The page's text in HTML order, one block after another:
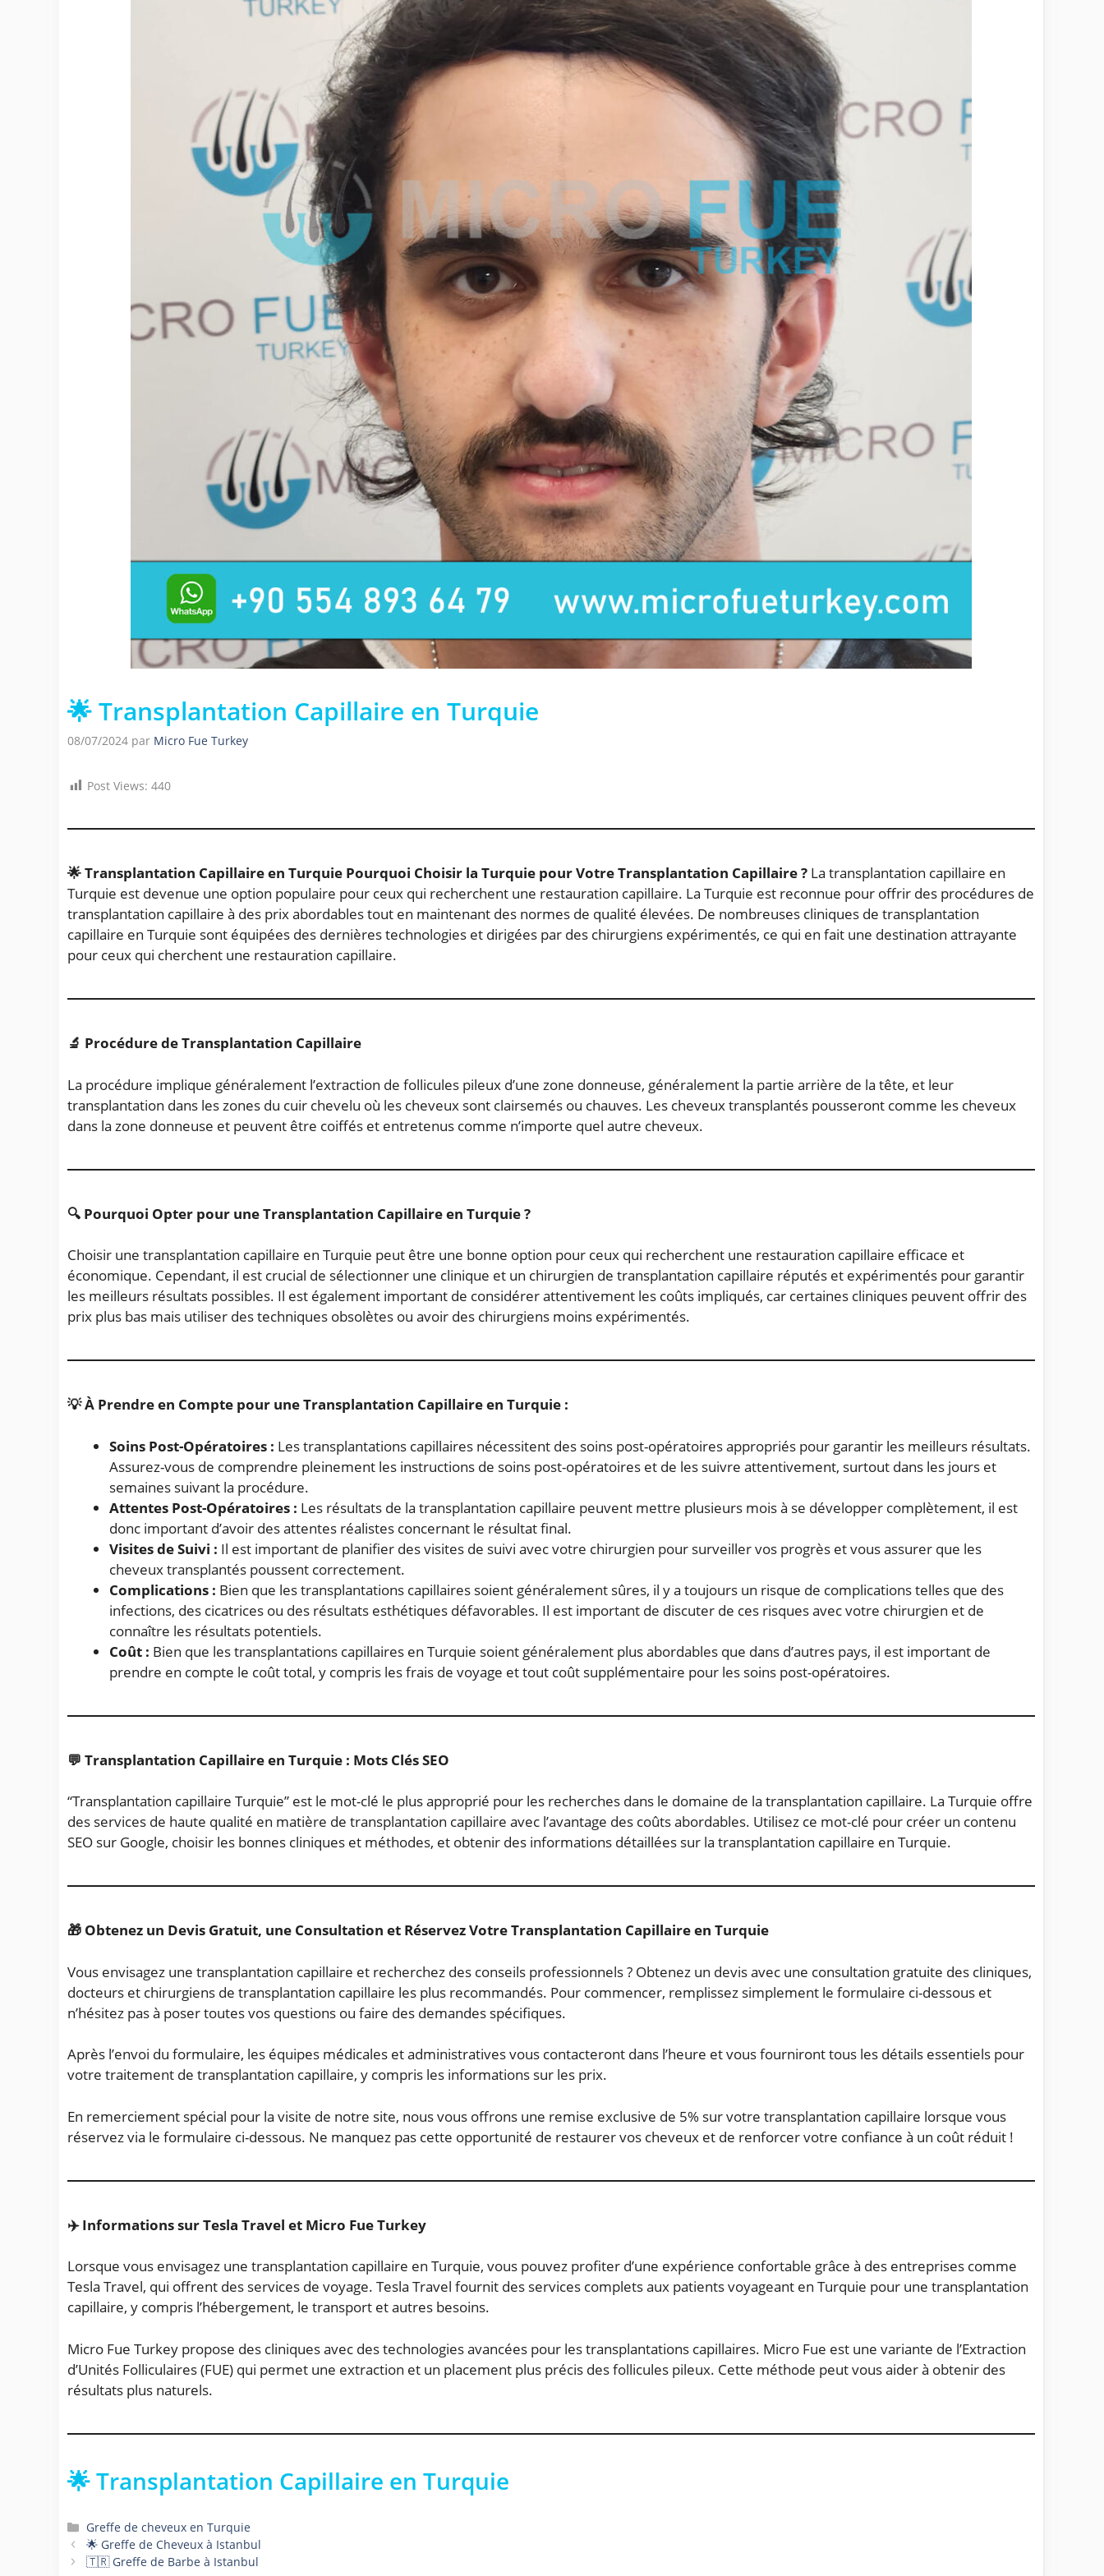
🌟 Transplantation Capillaire en Turquie
08/07/2024 par Micro Fue Turkey
Post Views: 440
🌟 Transplantation Capillaire en Turquie Pourquoi Choisir la Turquie pour Votre Transplantation Capillaire ? La transplantation capillaire en
Turquie est devenue une option populaire pour ceux qui recherchent une restauration capillaire. La Turquie est reconnue pour offrir des procédures de
transplantation capillaire à des prix abordables tout en maintenant des normes de qualité élevées. De nombreuses cliniques de transplantation
capillaire en Turquie sont équipées des dernières technologies et dirigées par des chirurgiens expérimentés, ce qui en fait une destination attrayante
pour ceux qui cherchent une restauration capillaire.
🔬 Procédure de Transplantation Capillaire
La procédure implique généralement l’extraction de follicules pileux d’une zone donneuse, généralement la partie arrière de la tête, et leur
transplantation dans les zones du cuir chevelu où les cheveux sont clairsemés ou chauves. Les cheveux transplantés pousseront comme les cheveux
dans la zone donneuse et peuvent être coiffés et entretenus comme n’importe quel autre cheveux.
🔍 Pourquoi Opter pour une Transplantation Capillaire en Turquie ?
Choisir une transplantation capillaire en Turquie peut être une bonne option pour ceux qui recherchent une restauration capillaire efficace et
économique. Cependant, il est crucial de sélectionner une clinique et un chirurgien de transplantation capillaire réputés et expérimentés pour garantir
les meilleurs résultats possibles. Il est également important de considérer attentivement les coûts impliqués, car certaines cliniques peuvent offrir des
prix plus bas mais utiliser des techniques obsolètes ou avoir des chirurgiens moins expérimentés.
💡 À Prendre en Compte pour une Transplantation Capillaire en Turquie :
Soins Post-Opératoires : Les transplantations capillaires nécessitent des soins post-opératoires appropriés pour garantir les meilleurs résultats.
Assurez-vous de comprendre pleinement les instructions de soins post-opératoires et de les suivre attentivement, surtout dans les jours et
semaines suivant la procédure.
Attentes Post-Opératoires : Les résultats de la transplantation capillaire peuvent mettre plusieurs mois à se développer complètement, il est
donc important d’avoir des attentes réalistes concernant le résultat final.
Visites de Suivi : Il est important de planifier des visites de suivi avec votre chirurgien pour surveiller vos progrès et vous assurer que les
cheveux transplantés poussent correctement.
Complications : Bien que les transplantations capillaires soient généralement sûres, il y a toujours un risque de complications telles que des
infections, des cicatrices ou des résultats esthétiques défavorables. Il est important de discuter de ces risques avec votre chirurgien et de
connaître les résultats potentiels.
Coût : Bien que les transplantations capillaires en Turquie soient généralement plus abordables que dans d’autres pays, il est important de
prendre en compte le coût total, y compris les frais de voyage et tout coût supplémentaire pour les soins post-opératoires.
💬 Transplantation Capillaire en Turquie : Mots Clés SEO
“Transplantation capillaire Turquie” est le mot-clé le plus approprié pour les recherches dans le domaine de la transplantation capillaire. La Turquie offre
des services de haute qualité en matière de transplantation capillaire avec l’avantage des coûts abordables. Utilisez ce mot-clé pour créer un contenu
SEO sur Google, choisir les bonnes cliniques et méthodes, et obtenir des informations détaillées sur la transplantation capillaire en Turquie.
🎁 Obtenez un Devis Gratuit, une Consultation et Réservez Votre Transplantation Capillaire en Turquie
Vous envisagez une transplantation capillaire et recherchez des conseils professionnels ? Obtenez un devis avec une consultation gratuite des cliniques,
docteurs et chirurgiens de transplantation capillaire les plus recommandés. Pour commencer, remplissez simplement le formulaire ci-dessous et
n’hésitez pas à poser toutes vos questions ou faire des demandes spécifiques.
Après l’envoi du formulaire, les équipes médicales et administratives vous contacteront dans l’heure et vous fourniront tous les détails essentiels pour
votre traitement de transplantation capillaire, y compris les informations sur les prix.
En remerciement spécial pour la visite de notre site, nous vous offrons une remise exclusive de 5% sur votre transplantation capillaire lorsque vous
réservez via le formulaire ci-dessous. Ne manquez pas cette opportunité de restaurer vos cheveux et de renforcer votre confiance à un coût réduit !
✈️ Informations sur Tesla Travel et Micro Fue Turkey
Lorsque vous envisagez une transplantation capillaire en Turquie, vous pouvez profiter d’une expérience confortable grâce à des entreprises comme
Tesla Travel, qui offrent des services de voyage. Tesla Travel fournit des services complets aux patients voyageant en Turquie pour une transplantation
capillaire, y compris l’hébergement, le transport et autres besoins.
Micro Fue Turkey propose des cliniques avec des technologies avancées pour les transplantations capillaires. Micro Fue est une variante de l’Extraction
d’Unités Folliculaires (FUE) qui permet une extraction et un placement plus précis des follicules pileux. Cette méthode peut vous aider à obtenir des
résultats plus naturels.
🌟 Transplantation Capillaire en Turquie
Catégories
Greffe de cheveux en Turquie
🌟 Greffe de Cheveux à Istanbul
🇹🇷 Greffe de Barbe à Istanbul